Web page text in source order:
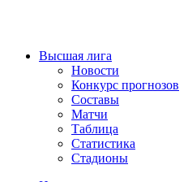
Высшая лига
Новости
Конкурс прогнозов
Составы
Матчи
Таблица
Статистика
Стадионы